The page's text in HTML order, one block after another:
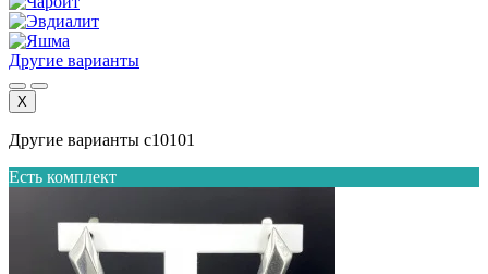
Другие варианты
X
Другие варианты с10101
Есть комплект